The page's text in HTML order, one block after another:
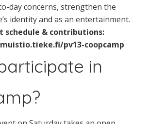
day concerns, strengthen the
identity and as an entertainment.
schedule & contributions:
pv13-coopcamp
in